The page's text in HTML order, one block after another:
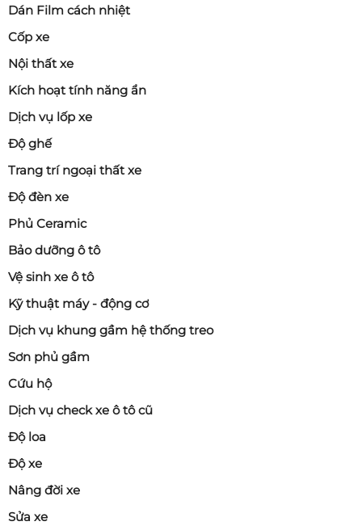
Dán Film cách nhiệt
Cốp xe
Nội thất xe
Kích hoạt tính năng ẩn
Dịch vụ lốp xe
Độ ghế
Trang trí ngoại thất xe
Độ đèn xe
Phủ Ceramic
Bảo dưỡng ô tô
Vệ sinh xe ô tô
Kỹ thuật máy - động cơ
Dịch vụ khung gầm hệ thống treo
Sơn phủ gầm
Cứu hộ
Dịch vụ check xe ô tô cũ
Độ loa
Độ xe
Nâng đời xe
Sửa xe